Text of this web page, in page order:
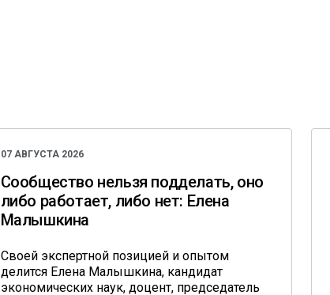
07 АВГУСТА 2026
Сообщество нельзя подделать, оно
либо работает, либо нет: Елена
Малышкина
Своей экспертной позицией и опытом
делится Елена Малышкина, кандидат
экономических наук, доцент, председатель